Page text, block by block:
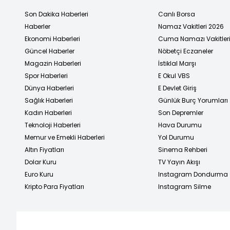
Son Dakika Haberleri
Haberler
Ekonomi Haberleri
Güncel Haberler
Magazin Haberleri
Spor Haberleri
Dünya Haberleri
Sağlık Haberleri
Kadın Haberleri
Teknoloji Haberleri
Memur ve Emekli Haberleri
Altın Fiyatları
Dolar Kuru
Euro Kuru
Kripto Para Fiyatları
Canlı Borsa
Namaz Vakitleri 2026
Cuma Namazı Vakitleri
Nöbetçi Eczaneler
İstiklal Marşı
E Okul VBS
E Devlet Giriş
Günlük Burç Yorumları
Son Depremler
Hava Durumu
Yol Durumu
Sinema Rehberi
TV Yayın Akışı
Instagram Dondurma
Instagram Silme